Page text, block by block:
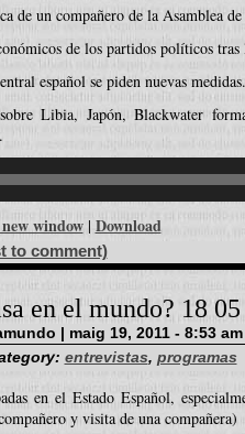
de un compañero de la Asamblea
de los partidos políticos
español se piden nuevas medidas.
Libia, Japón, Blackwater
window| Download
to comment)
en el mundo? 18
| maig 19, 2011 - 8:53 am
entrevistas, programas
en el Estado Español,
y visita de una compañera)